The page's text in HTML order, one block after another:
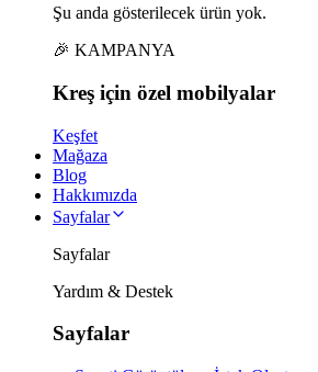
Şu anda gösterilecek ürün yok.
🎉 KAMPANYA
Kreş için özel mobilyalar
Keşfet
Mağaza
Blog
Hakkımızda
Sayfalar
Sayfalar
Yardım & Destek
Sayfalar